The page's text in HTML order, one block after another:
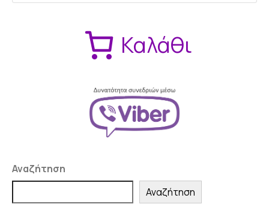
Καλάθι
Αναζήτηση
Αναζήτηση